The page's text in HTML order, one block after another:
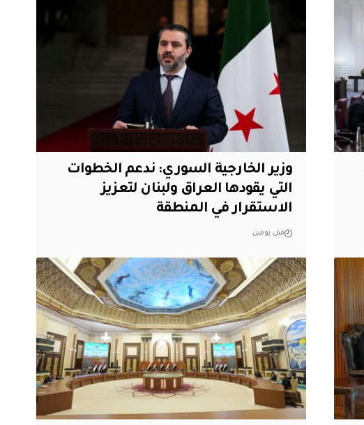
وزير الخارجية السوري: ندعم الخطوات
التي يقودها العراق ولبنان لتعزيز
الاستقرار في المنطقة
قبل يومين